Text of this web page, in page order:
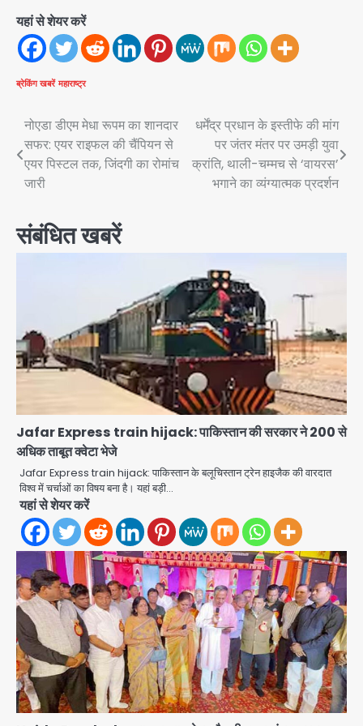
यहां से शेयर करें
ब्रेकिंग खबरें महाराष्ट्र
Post
navigation
नोएडा डीएम मेधा रूपम का शानदार
सफर: एयर राइफल की चैंपियन से
एयर पिस्टल तक, जिंदगी का रोमांच
जारी
धर्मेंद्र प्रधान के इस्तीफे की मांग
पर जंतर मंतर पर उमड़ी युवा
क्रांति, थाली-चम्मच से ‘वायरस’
भगाने का व्यंग्यात्मक प्रदर्शन
संबंधित खबरें
Jafar Express train hijack: पाकिस्तान की सरकार ने 200 से
अधिक ताबूत क्वेटा भेजे
Jafar Express train hijack: पाकिस्तान के बलूचिस्तान ट्रेन हाइजैक की वारदात
विश्व में चर्चाओं का विषय बना है। यहां बड़ी…
यहां से शेयर करें
Video call funeral: सोनीपत वृद्धाश्रम
में कपड़ा व्यापारी शिवचरण रामरत्न गुप्ता की मौत: